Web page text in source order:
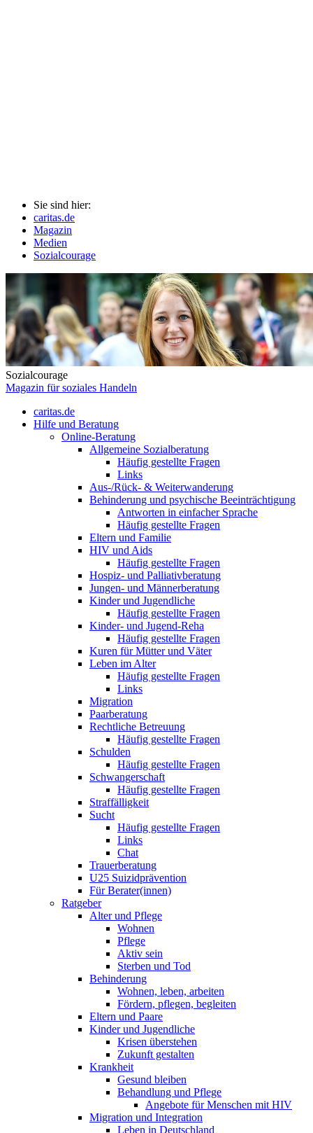
Sie sind hier:
caritas.de
Magazin
Medien
Sozialcourage
Sozialcourage
Magazin für soziales Handeln
caritas.de
Hilfe und Beratung
Online-Beratung
Allgemeine Sozialberatung
Häufig gestellte Fragen
Links
Aus-/Rück- & Weiterwanderung
Behinderung und psychische Beeinträchtigung
Antworten in einfacher Sprache
Häufig gestellte Fragen
Eltern und Familie
HIV und Aids
Häufig gestellte Fragen
Hospiz- und Palliativberatung
Jungen- und Männerberatung
Kinder und Jugendliche
Häufig gestellte Fragen
Kinder- und Jugend-Reha
Häufig gestellte Fragen
Kuren für Mütter und Väter
Leben im Alter
Häufig gestellte Fragen
Links
Migration
Paarberatung
Rechtliche Betreuung
Häufig gestellte Fragen
Schulden
Häufig gestellte Fragen
Schwangerschaft
Häufig gestellte Fragen
Straffälligkeit
Sucht
Häufig gestellte Fragen
Links
Chat
Trauerberatung
U25 Suizidprävention
Für Berater(innen)
Ratgeber
Alter und Pflege
Wohnen
Pflege
Aktiv sein
Sterben und Tod
Behinderung
Wohnen, leben, arbeiten
Fördern, pflegen, begleiten
Eltern und Paare
Kinder und Jugendliche
Krisen überstehen
Zukunft gestalten
Krankheit
Gesund bleiben
Behandlung und Pflege
Angebote für Menschen mit HIV
Migration und Integration
Leben in Deutschland